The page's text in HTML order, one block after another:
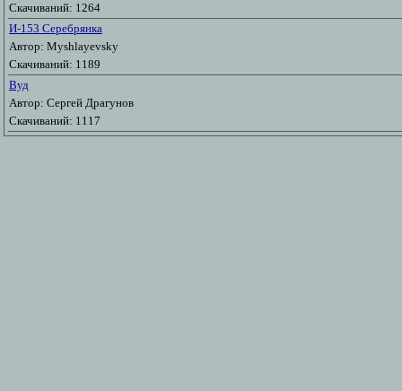
Скачиваний: 1264
И-153 Серебрянка
Автор: Myshlayevsky
Скачиваний: 1189
Вуд
Автор: Сергей Драгунов
Скачиваний: 1117